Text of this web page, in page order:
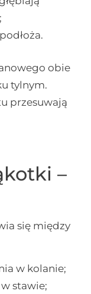
obie
tylnym.
przesuwają
–
się między
w kolanie;
stawie;